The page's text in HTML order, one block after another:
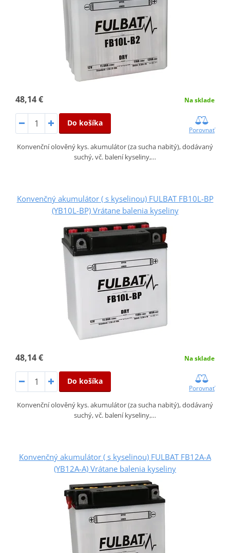
48,14 € Na sklade
Do košíka
Porovnať
Konvenční olověný kys. akumulátor (za sucha nabitý), dodávaný
suchý, vč. balení kyseliny,…
Konvenčný akumulátor ( s kyselinou) FULBAT FB10L-BP
(YB10L-BP) Vrátane balenia kyseliny
48,14 € Na sklade
Do košíka
Porovnať
Konvenční olověný kys. akumulátor (za sucha nabitý), dodávaný
suchý, vč. balení kyseliny,…
Konvenčný akumulátor ( s kyselinou) FULBAT FB12A-A
(YB12A-A) Vrátane balenia kyseliny